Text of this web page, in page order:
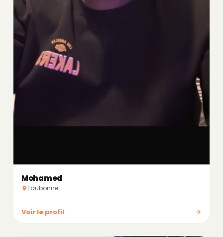
Mohamed
Eaubonne
Voir le profil